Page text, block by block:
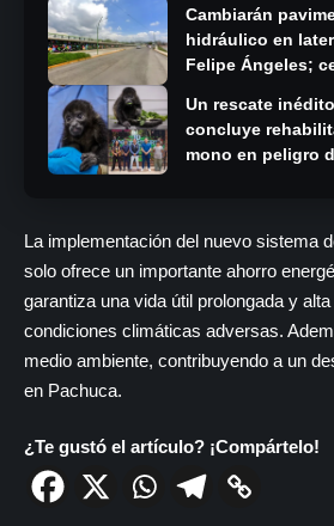
Cambiarán
hidráulico en
Felipe Ángeles;
Un rescate
concluye
mono en peligro
La implementación del nuevo sistema
solo ofrece un importante ahorro
garantiza una vida útil prolongada y
condiciones climáticas adversas.
medio ambiente, contribuyendo a un
en Pachuca.
¿Te gustó el artículo? ¡Compártelo!